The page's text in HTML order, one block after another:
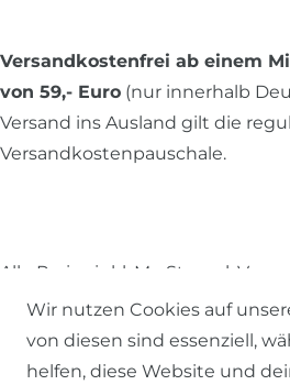
Versandkostenfrei ab einem
von 59,- Euro (nur innerhalb
Versand ins Ausland gilt die
Versandkostenpauschale.
Alle Preise inkl. MwSt., zzgl.
© 2026 SCHÖNER LEBEN.
Wir nutzen Cookies auf
von diesen sind essenziell,
helfen, diese Website und